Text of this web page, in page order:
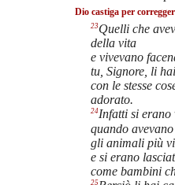
Dio castiga per
23Quelli che
della vita
e vivevano
tu, Signore, li
con le stesse
adorato.
24Infatti si erano
quando
gli animali più
e si erano
come bambini
25